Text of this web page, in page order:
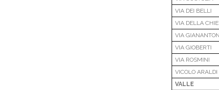
VIA DEI BELLI
VIA DELLA
VIA
VIA GIOBERTI
VIA ROSMINI
VICOLO ARALDI
VALLE